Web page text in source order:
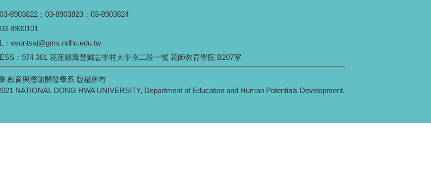
03-8903822； 03-8903823； 03-8903824
8900101
esontsai@gms.ndhu.edu.tw
： 974 301 花蓮縣壽豐鄉志學村大學路二段一號 花師教育學院 B207室
教育與潛能開發學系 版權所有
NATIONAL DONG HWA UNIVERSITY, Department of Education and Human Potentials Development.